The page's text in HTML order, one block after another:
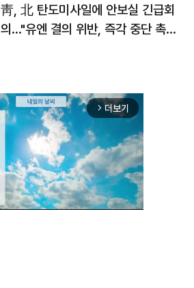
靑, 北 탄도미사일에 안보실 긴급회
의…"유엔 결의 위반, 즉각 중단 촉
arrow_forward_ios 더보기